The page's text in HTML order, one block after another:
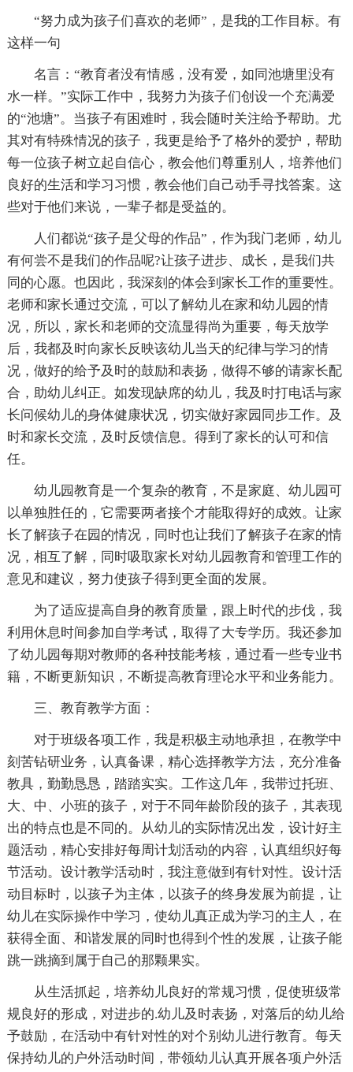
“努力成为孩子们喜欢的老师”，是我的工作目标。有
这样一句
名言：“教育者没有情感，没有爱，如同池塘里没有
水一样。”实际工作中，我努力为孩子们创设一个充满爱
的“池塘”。当孩子有困难时，我会随时关注给予帮助。尤
其对有特殊情况的孩子，我更是给予了格外的爱护，帮助
每一位孩子树立起自信心，教会他们尊重别人，培养他们
良好的生活和学习习惯，教会他们自己动手寻找答案。这
些对于他们来说，一辈子都是受益的。
人们都说“孩子是父母的作品”，作为我门老师，幼儿
有何尝不是我们的作品呢?让孩子进步、成长，是我们共
同的心愿。也因此，我深刻的体会到家长工作的重要性。
老师和家长通过交流，可以了解幼儿在家和幼儿园的情
况，所以，家长和老师的交流显得尚为重要，每天放学
后，我都及时向家长反映该幼儿当天的纪律与学习的情
况，做好的给予及时的鼓励和表扬，做得不够的请家长配
合，助幼儿纠正。如发现缺席的幼儿，我及时打电话与家
长问候幼儿的身体健康状况，切实做好家园同步工作。及
时和家长交流，及时反馈信息。得到了家长的认可和信
任。
幼儿园教育是一个复杂的教育，不是家庭、幼儿园可
以单独胜任的，它需要两者接个才能取得好的成效。让家
长了解孩子在园的情况，同时也让我们了解孩子在家的情
况，相互了解，同时吸取家长对幼儿园教育和管理工作的
意见和建议，努力使孩子得到更全面的发展。
为了适应提高自身的教育质量，跟上时代的步伐，我
利用休息时间参加自学考试，取得了大专学历。我还参加
了幼儿园每期对教师的各种技能考核，通过看一些专业书
籍，不断更新知识，不断提高教育理论水平和业务能力。
三、教育教学方面：
对于班级各项工作，我是积极主动地承担，在教学中
刻苦钻研业务，认真备课，精心选择教学方法，充分准备
教具，勤勤恳恳，踏踏实实。工作这几年，我带过托班、
大、中、小班的孩子，对于不同年龄阶段的孩子，其表现
出的特点也是不同的。从幼儿的实际情况出发，设计好主
题活动，精心安排好每周计划活动的内容，认真组织好每
节活动。设计教学活动时，我注意做到有针对性。设计活
动目标时，以孩子为主体，以孩子的终身发展为前提，让
幼儿在实际操作中学习，使幼儿真正成为学习的主人，在
获得全面、和谐发展的同时也得到个性的发展，让孩子能
跳一跳摘到属于自己的那颗果实。
从生活抓起，培养幼儿良好的常规习惯，促使班级常
规良好的形成，对进步的.幼儿及时表扬，对落后的幼儿给
予鼓励，在活动中有针对性的对个别幼儿进行教育。每天
保持幼儿的户外活动时间，带领幼儿认真开展各项户外活